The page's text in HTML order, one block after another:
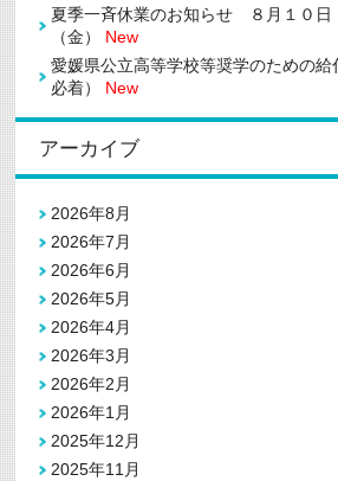
夏季一斉休業のお知らせ ８月１０日
（金） New
愛媛県公立高等学校等奨学のための
必着） New
アーカイブ
2026年8月
2026年7月
2026年6月
2026年5月
2026年4月
2026年3月
2026年2月
2026年1月
2025年12月
2025年11月